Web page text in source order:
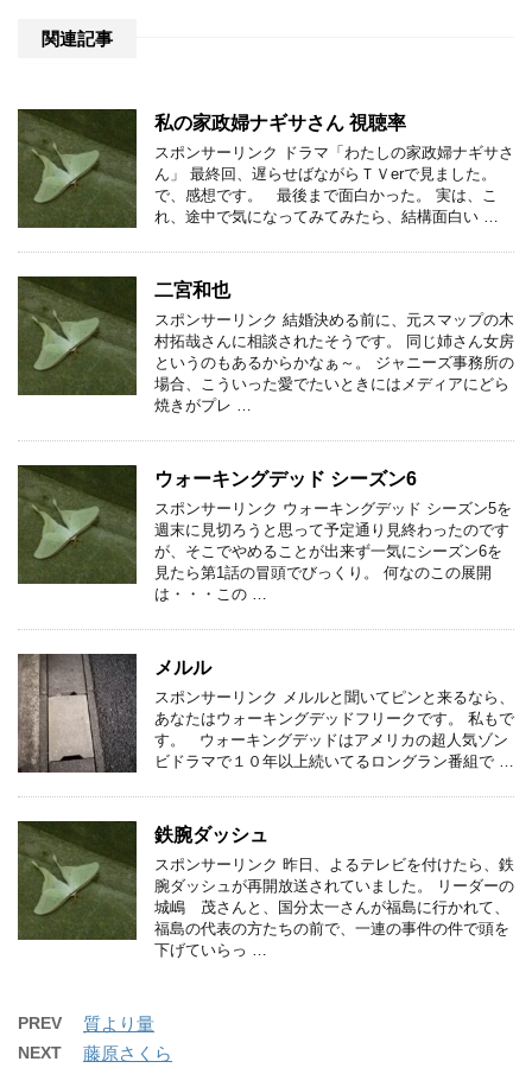
関連記事
私の家政婦ナギサさん 視聴率
スポンサーリンク ドラマ「わたしの家政婦ナギサさ
ん」 最終回、遅らせばながらＴＶerで見ました。
で、感想です。 最後まで面白かった。 実は、こ
れ、途中で気になってみてみたら、結構面白い …
二宮和也
スポンサーリンク 結婚決める前に、元スマップの木
村拓哉さんに相談されたそうです。 同じ姉さん女房
というのもあるからかなぁ～。 ジャニーズ事務所の
場合、こういった愛でたいときにはメディアにどら
焼きがプレ …
ウォーキングデッド シーズン6
スポンサーリンク ウォーキングデッド シーズン5を
週末に見切ろうと思って予定通り見終わったのです
が、そこでやめることが出来ず一気にシーズン6を
見たら第1話の冒頭でびっくり。 何なのこの展開
は・・・この …
メルル
スポンサーリンク メルルと聞いてピンと来るなら、
あなたはウォーキングデッドフリークです。 私もで
す。 ウォーキングデッドはアメリカの超人気ゾン
ビドラマで１０年以上続いてるロングラン番組で …
鉄腕ダッシュ
スポンサーリンク 昨日、よるテレビを付けたら、鉄
腕ダッシュが再開放送されていました。 リーダーの
城嶋 茂さんと、国分太一さんが福島に行かれて、
福島の代表の方たちの前で、一連の事件の件で頭を
下げていらっ …
PREV 質より量
NEXT 藤原さくら